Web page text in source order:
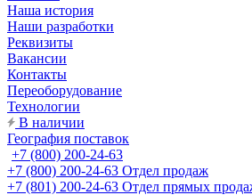
Наша история
Наши разработки
Реквизиты
Вакансии
Контакты
Переоборудование
Технологии
В наличии
География поставок
+7 (800) 200-24-63
+7 (800) 200-24-63 Отдел продаж
+7 (801) 200-24-63 Отдел прямых